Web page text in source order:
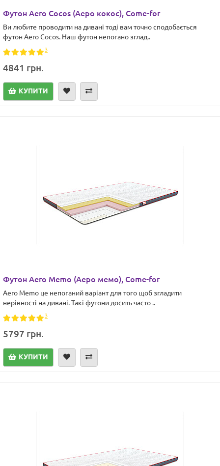
Футон Aero Cocos (Аеро кокос), Come-for
Ви любите проводити на дивані тоді вам точно сподобається
футон Aero Cocos. Наш футон непогано зглад..
3
4841 грн.
КУПИТИ
Футон Aero Memo (Аеро мемо), Come-for
Aero Memo це непоганий варіант для того щоб згладити
нерівності на дивані. Такі футони досить часто ..
3
5797 грн.
КУПИТИ